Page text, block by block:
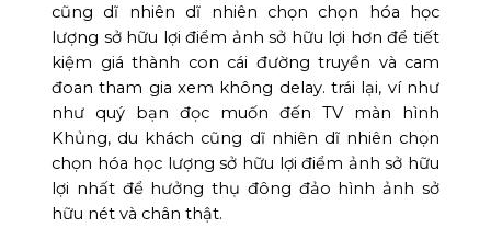
cũng dĩ nhiên dĩ nhiên chọn chọn hóa học
lượng sở hữu lợi điểm ảnh sở hữu lợi hơn để tiết
kiệm giá thành con cái đường truyền và cam
đoan tham gia xem không delay. trái lại, ví như
như quý bạn đọc muốn đến TV màn hình
Khủng, du khách cũng dĩ nhiên dĩ nhiên chọn
chọn hóa học lượng sở hữu lợi điểm ảnh sở hữu
lợi nhất để hưởng thụ đông đảo hình ảnh sở
hữu nét và chân thật.